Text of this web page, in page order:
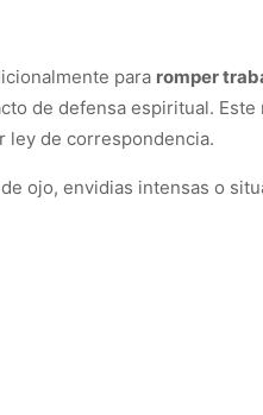
para romper
de defensa espiritual.
ley de correspondencia.
ojo, envidias intensas o